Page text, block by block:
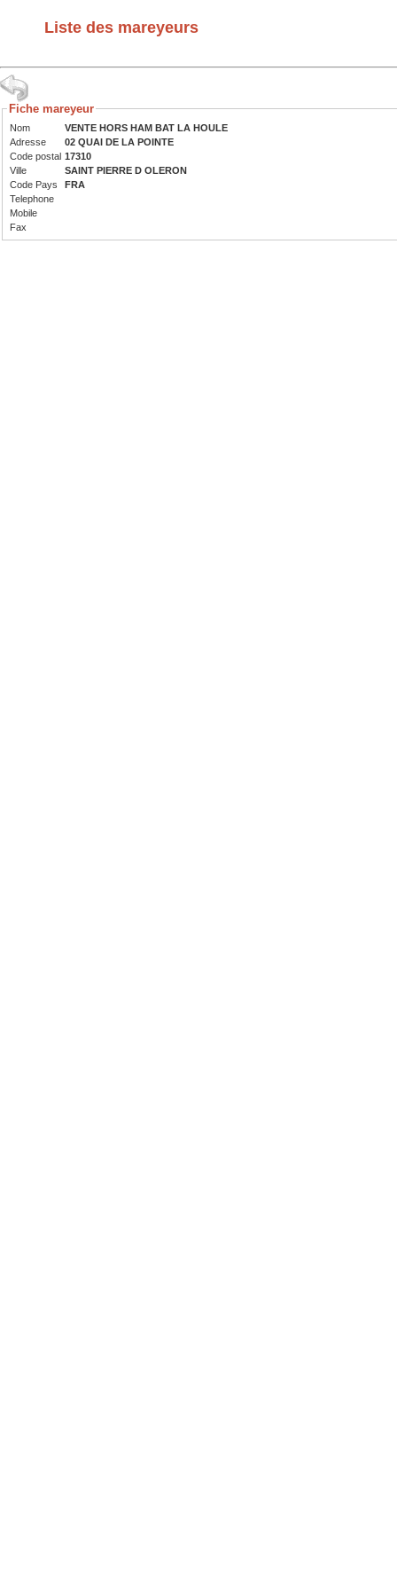
Liste des mareyeurs
Fiche mareyeur
Nom
VENTE HORS HAM BAT LA HOULE
Adresse
02 QUAI DE LA POINTE
Code postal 17310
Ville
SAINT PIERRE D OLERON
Code Pays
FRA
Telephone
Mobile
Fax